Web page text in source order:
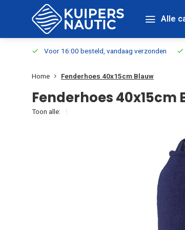
Alle
Voor 16:00 besteld, vandaag verzonden
Home Fenderhoes 40x15cm Blauw
Fenderhoes 40x15cm
Toon alle: